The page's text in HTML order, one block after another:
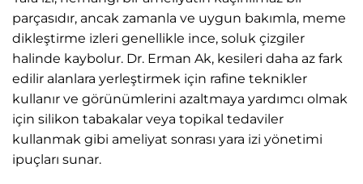
parçasıdır, ancak zamanla ve uygun bakımla, meme
dikleştirme izleri genellikle ince, soluk çizgiler
halinde kaybolur. Dr. Erman Ak, kesileri daha az fark
edilir alanlara yerleştirmek için rafine teknikler
kullanır ve görünümlerini azaltmaya yardımcı olmak
için silikon tabakalar veya topikal tedaviler
kullanmak gibi ameliyat sonrası yara izi yönetimi
ipuçları sunar.